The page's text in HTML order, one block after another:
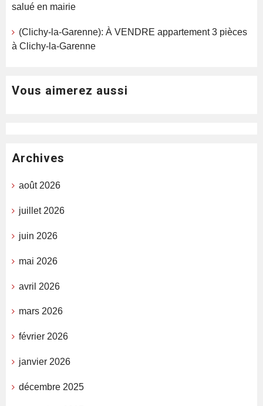
salué en mairie
(Clichy-la-Garenne): À VENDRE appartement 3 pièces
à Clichy-la-Garenne
Vous aimerez aussi
Archives
août 2026
juillet 2026
juin 2026
mai 2026
avril 2026
mars 2026
février 2026
janvier 2026
décembre 2025